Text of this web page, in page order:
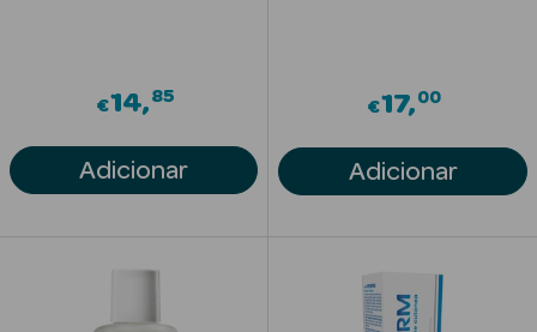
Ver Tudo
Protetores
Solares
€14 85
Adicionar
€17 00
Adicionar